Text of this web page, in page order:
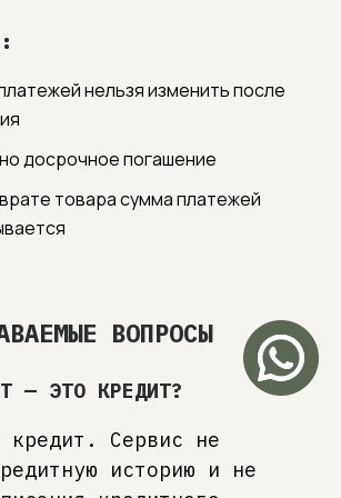
нельзя изменить после
досрочное погашение
товара сумма платежей
ВОПРОСЫ
— ЭТО КРЕДИТ?
Сервис не
историю и не
и помощь в принятии